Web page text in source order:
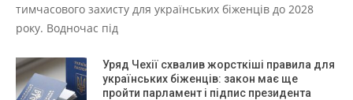
тимчасового захисту для українських біженців до 2028
року. Водночас під
Уряд Чехії схвалив жорсткіші правила для
українських біженців: закон має ще
пройти парламент і підпис президента